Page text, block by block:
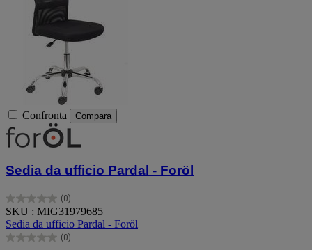
Confronta Compara
Sedia da ufficio Pardal - Foröl
(0)
0.0
su
5
stelle.
SKU : MIG31979685
Sedia da ufficio Pardal - Foröl
(0)
0.0